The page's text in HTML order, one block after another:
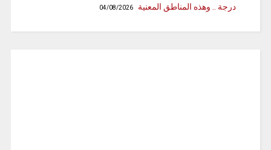
درجة .. وهذه المناطق المعنية
04/08/2026